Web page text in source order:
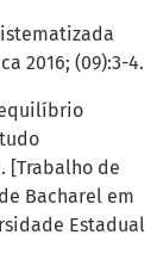
2016; (09):3-4.
equilíbrio
[Trabalho de
Bacharel em
Estadual